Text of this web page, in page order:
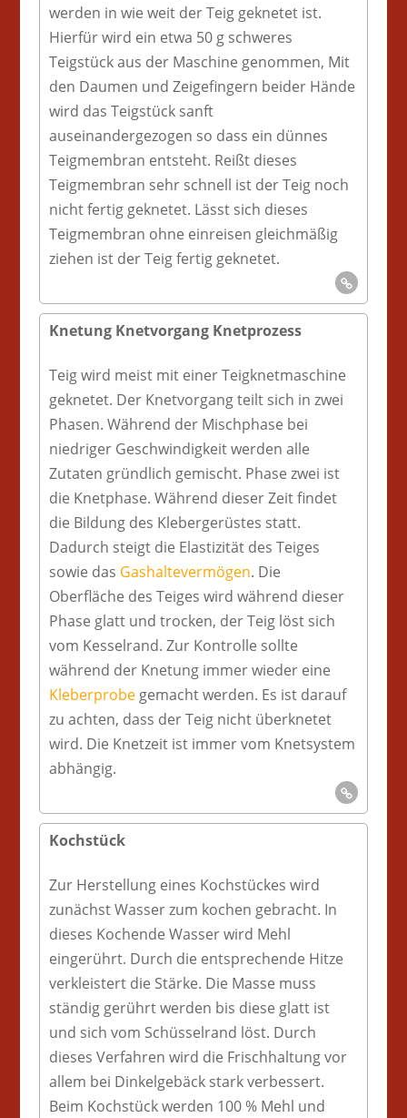
werden in wie weit der Teig geknetet ist.
Hierfür wird ein etwa 50 g schweres
Teigstück aus der Maschine genommen, Mit
den Daumen und Zeigefingern beider Hände
wird das Teigstück sanft
auseinandergezogen so dass ein dünnes
Teigmembran entsteht. Reißt dieses
Teigmembran sehr schnell ist der Teig noch
nicht fertig geknetet. Lässt sich dieses
Teigmembran ohne einreisen gleichmäßig
ziehen ist der Teig fertig geknetet.
Knetung Knetvorgang Knetprozess
Teig wird meist mit einer Teigknetmaschine
geknetet. Der Knetvorgang teilt sich in zwei
Phasen. Während der Mischphase bei
niedriger Geschwindigkeit werden alle
Zutaten gründlich gemischt. Phase zwei ist
die Knetphase. Während dieser Zeit findet
die Bildung des Klebergerüstes statt.
Dadurch steigt die Elastizität des Teiges
sowie das Gashaltevermögen. Die
Oberfläche des Teiges wird während dieser
Phase glatt und trocken, der Teig löst sich
vom Kesselrand. Zur Kontrolle sollte
während der Knetung immer wieder eine
Kleberprobegemacht werden. Es ist darauf
zu achten, dass der Teig nicht überknetet
wird. Die Knetzeit ist immer vom Knetsystem
abhängig.
Kochstück
Zur Herstellung eines Kochstückes wird
zunächst Wasser zum kochen gebracht. In
dieses Kochende Wasser wird Mehl
eingerührt. Durch die entsprechende Hitze
verkleistert die Stärke. Die Masse muss
ständig gerührt werden bis diese glatt ist
und sich vom Schüsselrand löst. Durch
dieses Verfahren wird die Frischhaltung vor
allem bei Dinkelgebäck stark verbessert.
Beim Kochstück werden 100 % Mehl und